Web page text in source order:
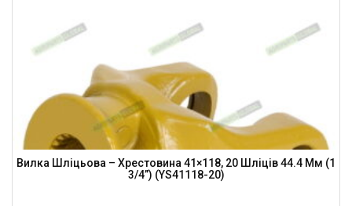
Вилка Шліцьова – Хрестовина 41×118, 20 Шліців 44.4 Мм (1
3/4”) (YS41118-20)